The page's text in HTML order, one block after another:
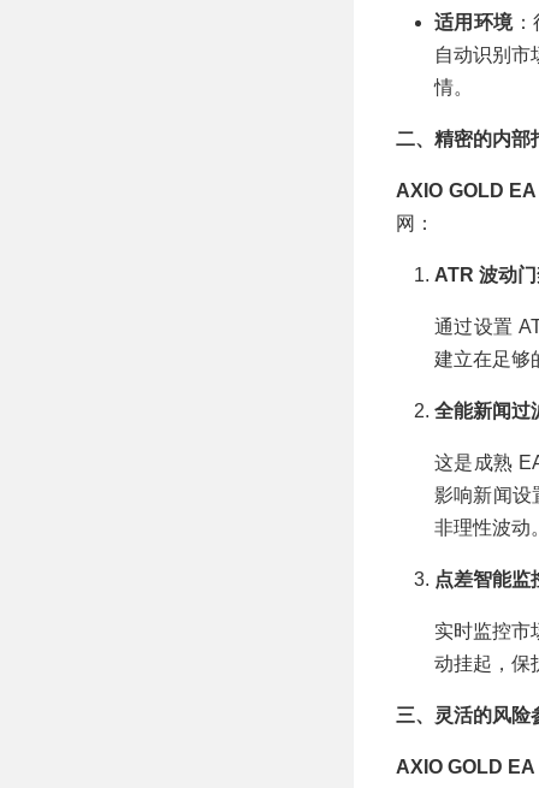
适用环境：
自动识别市
情。
二、精密的内部
AXIO GOLD EA
网：
ATR 波动
通过设置
建立在足够
全能新闻过
这是成熟
影响新闻设
非理性波动
点差智能监
实时监控市
动挂起，保
三、灵活的风险
AXIO GOLD EA